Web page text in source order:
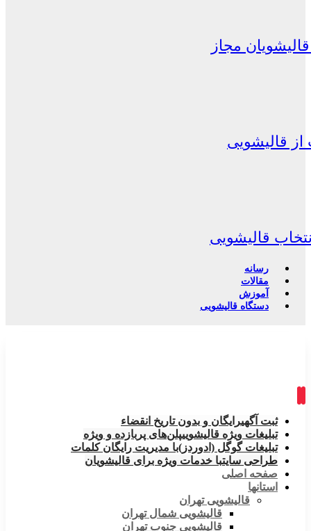
مجاز
قالیشویی
قالیشویی
رسانه
مقالات
آموزش
دستگاه قالیشویی
ثبت آگهیرایگان و بدون تاریخ انقضاء
تبلیغات ویژه قالیشوییپلن‌های پربازده و ویژه
تبلیغات گوگل (ادوردز)با مدیریت رایگان کلمات
طراحی سایتبا خدمات ویژه برای قالیشویان
صفحه اصلی
استانها
قالیشویی تهران
قالیشویی شمال تهران
قالیشویی جنوب تهران